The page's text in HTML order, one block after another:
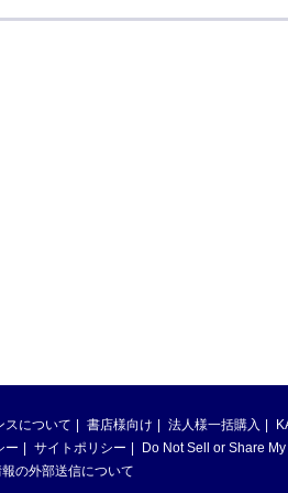
スについて 書店様向け 法人様一括購入
ー サイトポリシー
Do Not Sell or Share
の外部送信について